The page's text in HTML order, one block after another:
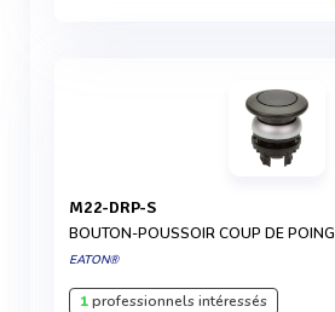
M22-DRP-S
BOUTON-POUSSOIR COUP DE POING
EATON®
1professionnels intéressés